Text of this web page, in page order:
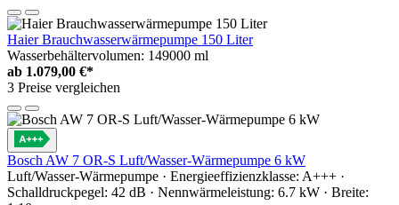
Haier Brauchwasserwärmepumpe 150 Liter
Wasserbehältervolumen: 149000 ml
ab 1.079,00 €*
3 Preise vergleichen
Bosch AW 7 OR-S Luft/Wasser-Wärmepumpe 6 kW
Luft/Wasser-Wärmepumpe · Energieeffizienzklasse: A+++ ·
Schalldruckpegel: 42 dB · Nennwärmeleistung: 6.7 kW · Breite: